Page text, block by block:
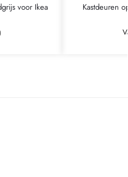
voor Ikea
Kastdeuren